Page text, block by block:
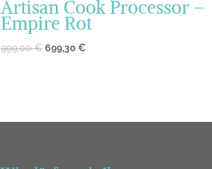
Artisan Cook Processor –
Empire Rot
999,00€ 699,30€